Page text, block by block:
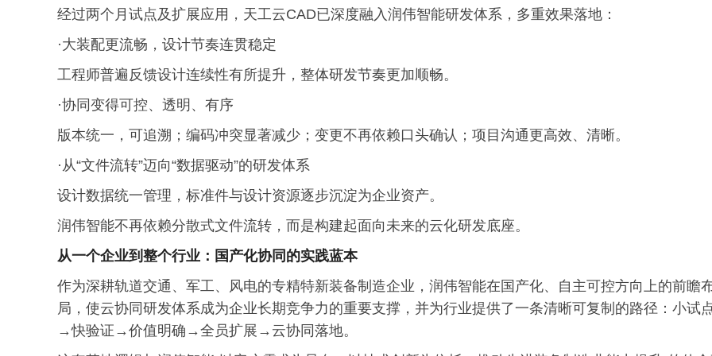
经过两个月试点及扩展应用，天工云CAD已深度融入润伟智能研发体系，多重效果落地：
·大装配更流畅，设计节奏连贯稳定
工程师普遍反馈设计连续性有所提升，整体研发节奏更加顺畅。
·协同变得可控、透明、有序
版本统一，可追溯；编码冲突显著减少；变更不再依赖口头确认；项目沟通更高效、清晰。
·从“文件流转”迈向“数据驱动”的研发体系
设计数据统一管理，标准件与设计资源逐步沉淀为企业资产。
润伟智能不再依赖分散式文件流转，而是构建起面向未来的云化研发底座。
从一个企业到整个行业：国产化协同的实践蓝本
作为深耕轨道交通、军工、风电的专精特新装备制造企业，润伟智能在国产化、自主可控方向上的前瞻
局，使云协同研发体系成为企业长期竞争力的重要支撑，并为行业提供了一条清晰可复制的路径：小试
→快验证→价值明确→全员扩展→云协同落地。